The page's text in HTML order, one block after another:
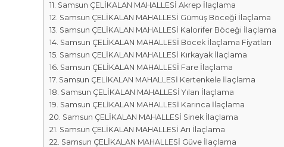
Samsun ÇELİKALAN MAHALLESİ Akrep İlaçlama
Samsun ÇELİKALAN MAHALLESİ Gümüş Böceği İlaçlama
Samsun ÇELİKALAN MAHALLESİ Kalorifer Böceği İlaçlama
Samsun ÇELİKALAN MAHALLESİ Böcek İlaçlama Fiyatları
Samsun ÇELİKALAN MAHALLESİ Kırkayak İlaçlama
Samsun ÇELİKALAN MAHALLESİ Fare İlaçlama
Samsun ÇELİKALAN MAHALLESİ Kertenkele İlaçlama
Samsun ÇELİKALAN MAHALLESİ Yılan İlaçlama
Samsun ÇELİKALAN MAHALLESİ Karınca İlaçlama
Samsun ÇELİKALAN MAHALLESİ Sinek İlaçlama
Samsun ÇELİKALAN MAHALLESİ Arı İlaçlama
Samsun ÇELİKALAN MAHALLESİ Güve İlaçlama